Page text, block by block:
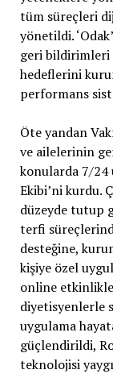
tüm süreçleri
yönetildi.
geri bildirimleri
hedeflerini
performans
Öte yandan
ve ailelerinin
konularda 7/24
Ekibi’ni kurdu.
düzeyde tutup
terfi
desteğine,
kişiye özel
online
diyetisyenlerle
uygulama
güçlendirildi,
teknolojisi